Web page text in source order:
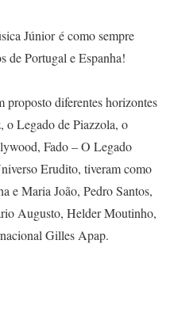
Júnior é como sempre
de Portugal e Espanha!
proposto diferentes horizontes
o Legado de Piazzola, o
Fado – O Legado
Erudito, tiveram como
e Maria João, Pedro Santos,
Augusto, Helder Moutinho,
Gilles Apap.